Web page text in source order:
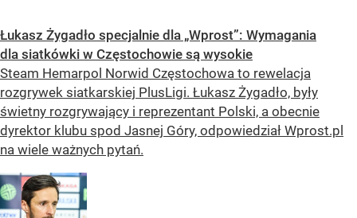
Łukasz Żygadło specjalnie dla „Wprost”: Wymagania
dla siatkówki w Częstochowie są wysokie
Steam Hemarpol Norwid Częstochowa to rewelacja
rozgrywek siatkarskiej PlusLigi. Łukasz Żygadło, były
świetny rozgrywający i reprezentant Polski, a obecnie
dyrektor klubu spod Jasnej Góry, odpowiedział Wprost.pl
na wiele ważnych pytań.